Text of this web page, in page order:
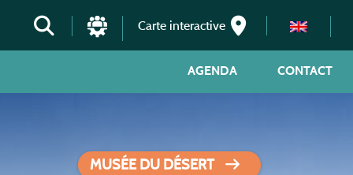
Carte interactive
CONTACT
AGENDA
MUSÉE DU DÉSERT